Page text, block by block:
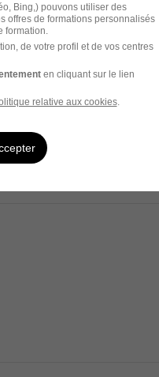
Bing,) pouvons utiliser des
offres de formations personnalisés
formation.
de votre profil et de vos centres
en cliquant sur le lien
relative aux cookies.